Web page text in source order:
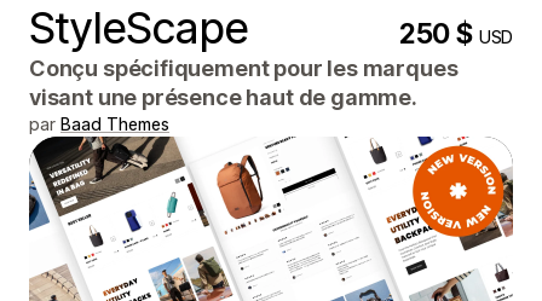
StyleScape 250 $USD
Conçu spécifiquement pour les marques
visant une présence haut de gamme.
par Baad Themes